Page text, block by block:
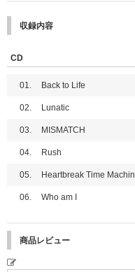
先着特典：応募抽選用シリア
入につき「応募抽選用シリア
セットの場合は9点、12形態
※「応募抽選用シリアルナン
※「【12形態セット】【全員
品】」は各ストアお一人様1
■先着販売期間
2025年9月5日(金)18:00～9
※ご購入は先着となります。
に達し次第予約受付を終了し
終了となります。
対象商品をご購入いただけま
※時間帯によっては､ご購入画
ご注文お手続き完了の有無は
- BOOKMARK (各形態別) 45 x
- CARD HOLDER 90 x 120mm
- PHOTO CARD (9種のうちラ
- UNIT PHOTO CARD (72種
TO CARD は同一品目です。
ございます。あらかじめご了
収録内容
CD
01. Back to Life
02. Lunatic
03. MISMATCH
04. Rush
05. Heartbreak Time
06. Who am I
商品レビュー